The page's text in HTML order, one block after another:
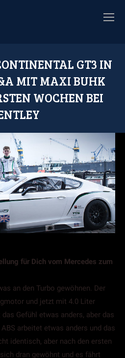
GT3 IN
MIT MAXI BUHK
WOCHEN BEI
für Dich vom Mercedes zum
an den Turbo gewöhnen. Der
und jetzt mit 4.0 Liter
Gefühl etwas anders, aber das
arbeitet etwas anders und das
identisch, aber nach den ersten
dran gewöhnt und es fährt